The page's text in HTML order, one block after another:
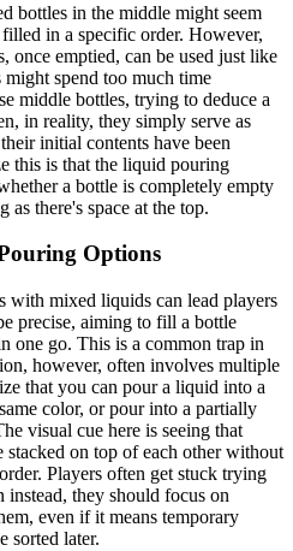
bottles in the middle might seem
in a specific order. However,
once emptied, can be used just like
spend too much time
middle bottles, trying to deduce a
in reality, they simply serve as
initial contents have been
this is that the liquid pouring
a bottle is completely empty
as there's space at the top.
Options
with mixed liquids can lead players
precise, aiming to fill a bottle
one go. This is a common trap in
however, often involves multiple
that you can pour a liquid into a
color, or pour into a partially
visual cue here is seeing that
stacked on top of each other without
Players often get stuck trying
they should focus on
even if it means temporary
sorted later.